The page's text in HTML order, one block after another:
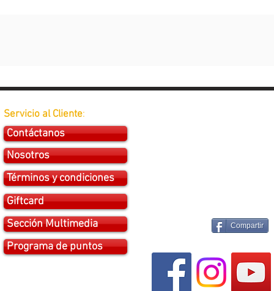
Servicio al Cliente:
Contáctanos
Nosotros
Términos y condiciones
Giftcard
Sección Multimedia
Programa de puntos
Compartir